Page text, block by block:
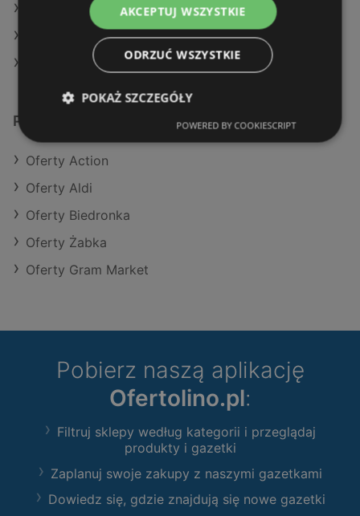
Aktualne gazetki Żabka
Aktualne gazetki E.Leclerc
Sklepy POLOmarket w Dziwnów
Podobne sklepy detaliczne
Oferty Action
Oferty Aldi
Oferty Biedronka
Oferty Żabka
Oferty Gram Market
Pobierz naszą aplikację
Ofertolino.pl:
Filtruj sklepy według kategorii i przeglądaj
produkty i gazetki
Zaplanuj swoje zakupy z naszymi gazetkami
Dowiedz się, gdzie znajdują się nowe gazetki
AKCEPTUJ WSZYSTKIE
ODRZUĆ WSZYSTKIE
POKAŻ SZCZEGÓŁY
POWERED BY COOKIESCRIPT